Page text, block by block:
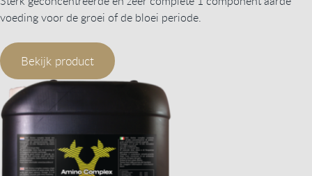
voeding voor de groei of de bloei periode.
Bekijk product